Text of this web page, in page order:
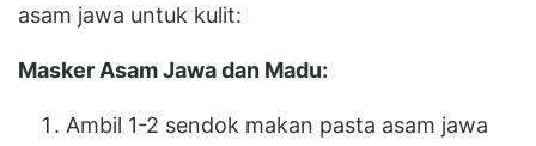
asam jawa untuk kulit:
Masker Asam Jawa dan Madu:
Ambil 1-2 sendok makan pasta asam jawa